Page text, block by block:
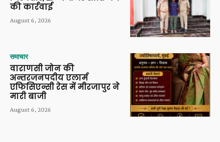
की कार्रवाई
August 6, 2026
समाचार
वाराणसी जोन की
अन्तरजनपदीय एलार्म
एफिसिएन्सी रेस में मीरजापुर ने
मारी बाजी
August 6, 2026